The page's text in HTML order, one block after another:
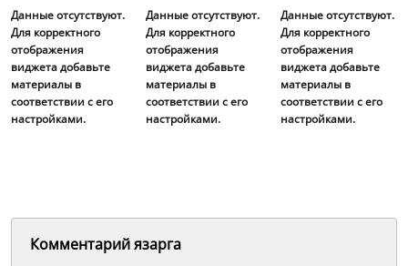
Данные отсутствуют.
Для корректного
отображения
виджета добавьте
материалы в
соответствии с его
настройками.
Данные отсутствуют.
Для корректного
отображения
виджета добавьте
материалы в
соответствии с его
настройками.
Данные отсутствуют.
Для корректного
отображения
виджета добавьте
материалы в
соответствии с его
настройками.
Комментарий язарга